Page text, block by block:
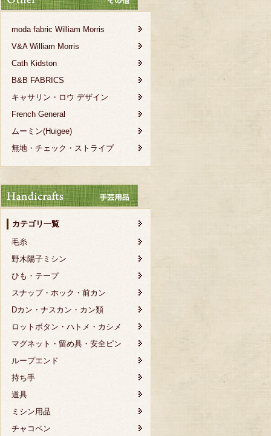
moda fabric William Morris
V&A William Morris
Cath Kidston
B&B FABRICS
キャサリン・ロウ デザイン
French General
ムーミン(Huigee)
無地・チェック・ストライプ
カテゴリ一覧
毛糸
野木陽子ミシン
ひも・テープ
スナップ・ホック・前カン
Dカン・ナスカン・カン類
ロットボタン・ハトメ・カシメ
マグネット・留め具・安全ピン
ループエンド
持ち手
道具
ミシン用品
チャコペン